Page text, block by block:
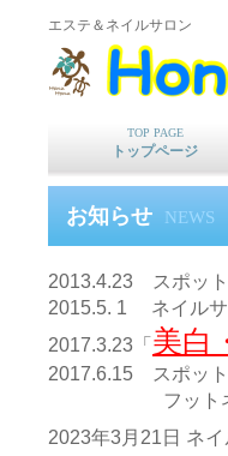
エステ＆ネイルサロン
お知らせ NEWS
2013.4.23 スポット
2015.5. 1 ネイル
2017.3.23「美白
2017.6.15 スポット
フットネイル
2023年3月21日 ネ
TOP PAGE
トップページ